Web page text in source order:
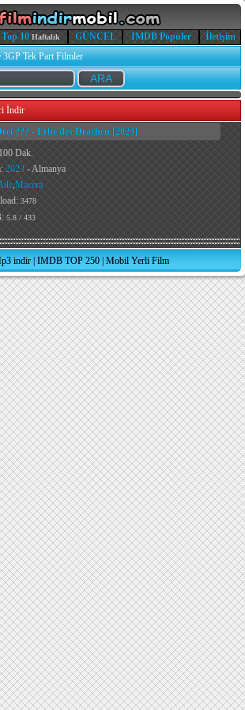
Top 10 Haftalık GÜNCEL IMDB Popüler
İletişim
3GP Tek Part Filmler
İndir
??? - Erbe des Drachen [2023]
Dak.
2023 - Almanya
,Macera
3478
5.8 / 433
indir| IMDB TOP 250| Mobil Yerli Film